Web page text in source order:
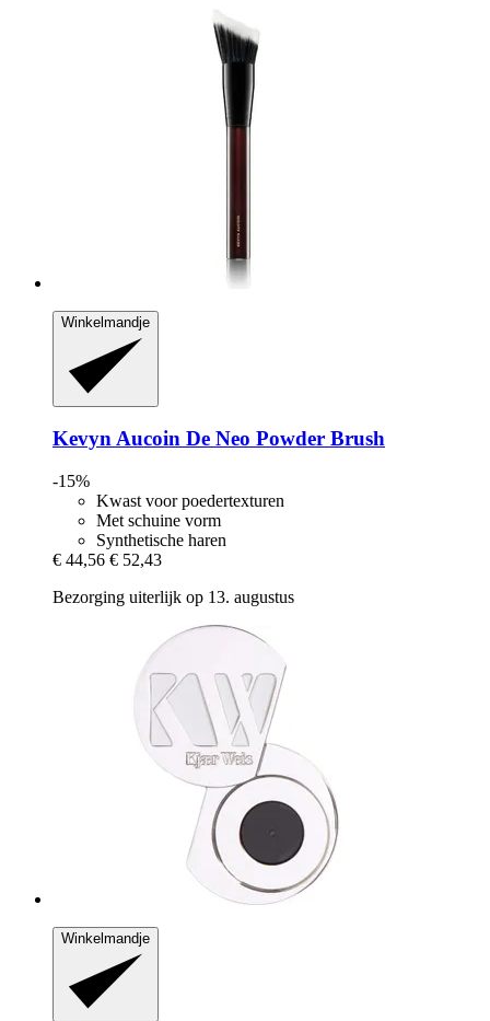
Winkelmandje
Kevyn Aucoin De Neo Powder Brush
-15%
Kwast voor poedertexturen
Met schuine vorm
Synthetische haren
€ 44,56 € 52,43
Bezorging uiterlijk op 13. augustus
Winkelmandje